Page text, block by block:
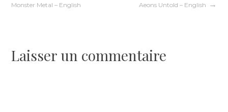
l’article
Monster Metal – English
Aeons Untold – English
Laisser un commentaire